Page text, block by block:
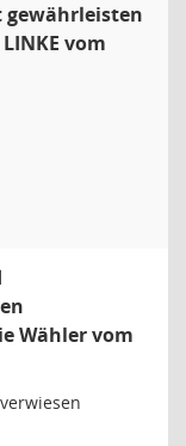
vom
Wähler vom